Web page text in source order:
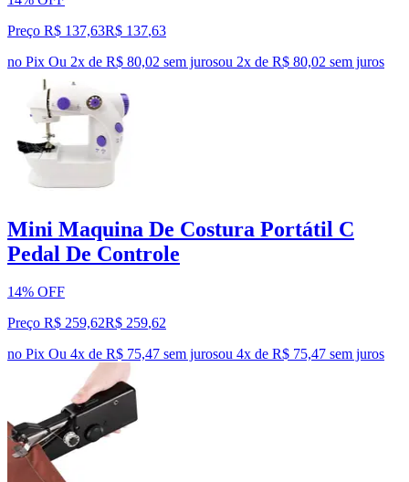
Preço R$ 137,63R$ 137,63
no Pix Ou 2x de R$ 80,02 sem jurosou 2x de R$ 80,02 sem juros
Mini Maquina De Costura Portátil C
Pedal De Controle
14% OFF
Preço R$ 259,62R$ 259,62
no Pix Ou 4x de R$ 75,47 sem jurosou 4x de R$ 75,47 sem juros